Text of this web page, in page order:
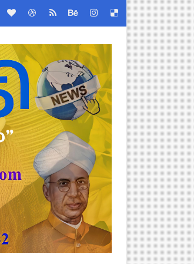
மாத்திரை வழங்க பள்ளிக்கல்வித்துறை